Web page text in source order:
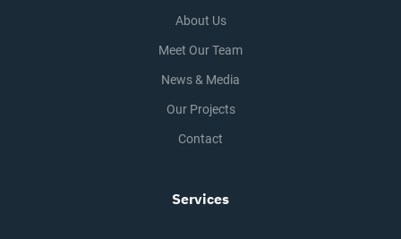
About Us
Meet Our Team
News & Media
Our Projects
Contact
Services